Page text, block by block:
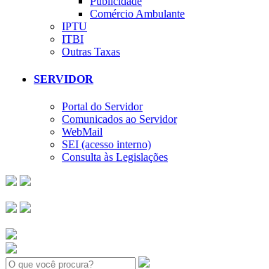
Comércio Ambulante
IPTU
ITBI
Outras Taxas
SERVIDOR
Portal do Servidor
Comunicados ao Servidor
WebMail
SEI (acesso interno)
Consulta às Legislações
Search: